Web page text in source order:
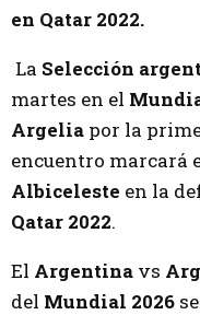
en Qatar 2022.
La Selección
martes en el
Argelia por la
encuentro marcará
Albiceleste en la
Qatar 2022.
El Argentina vs
del Mundial 2026